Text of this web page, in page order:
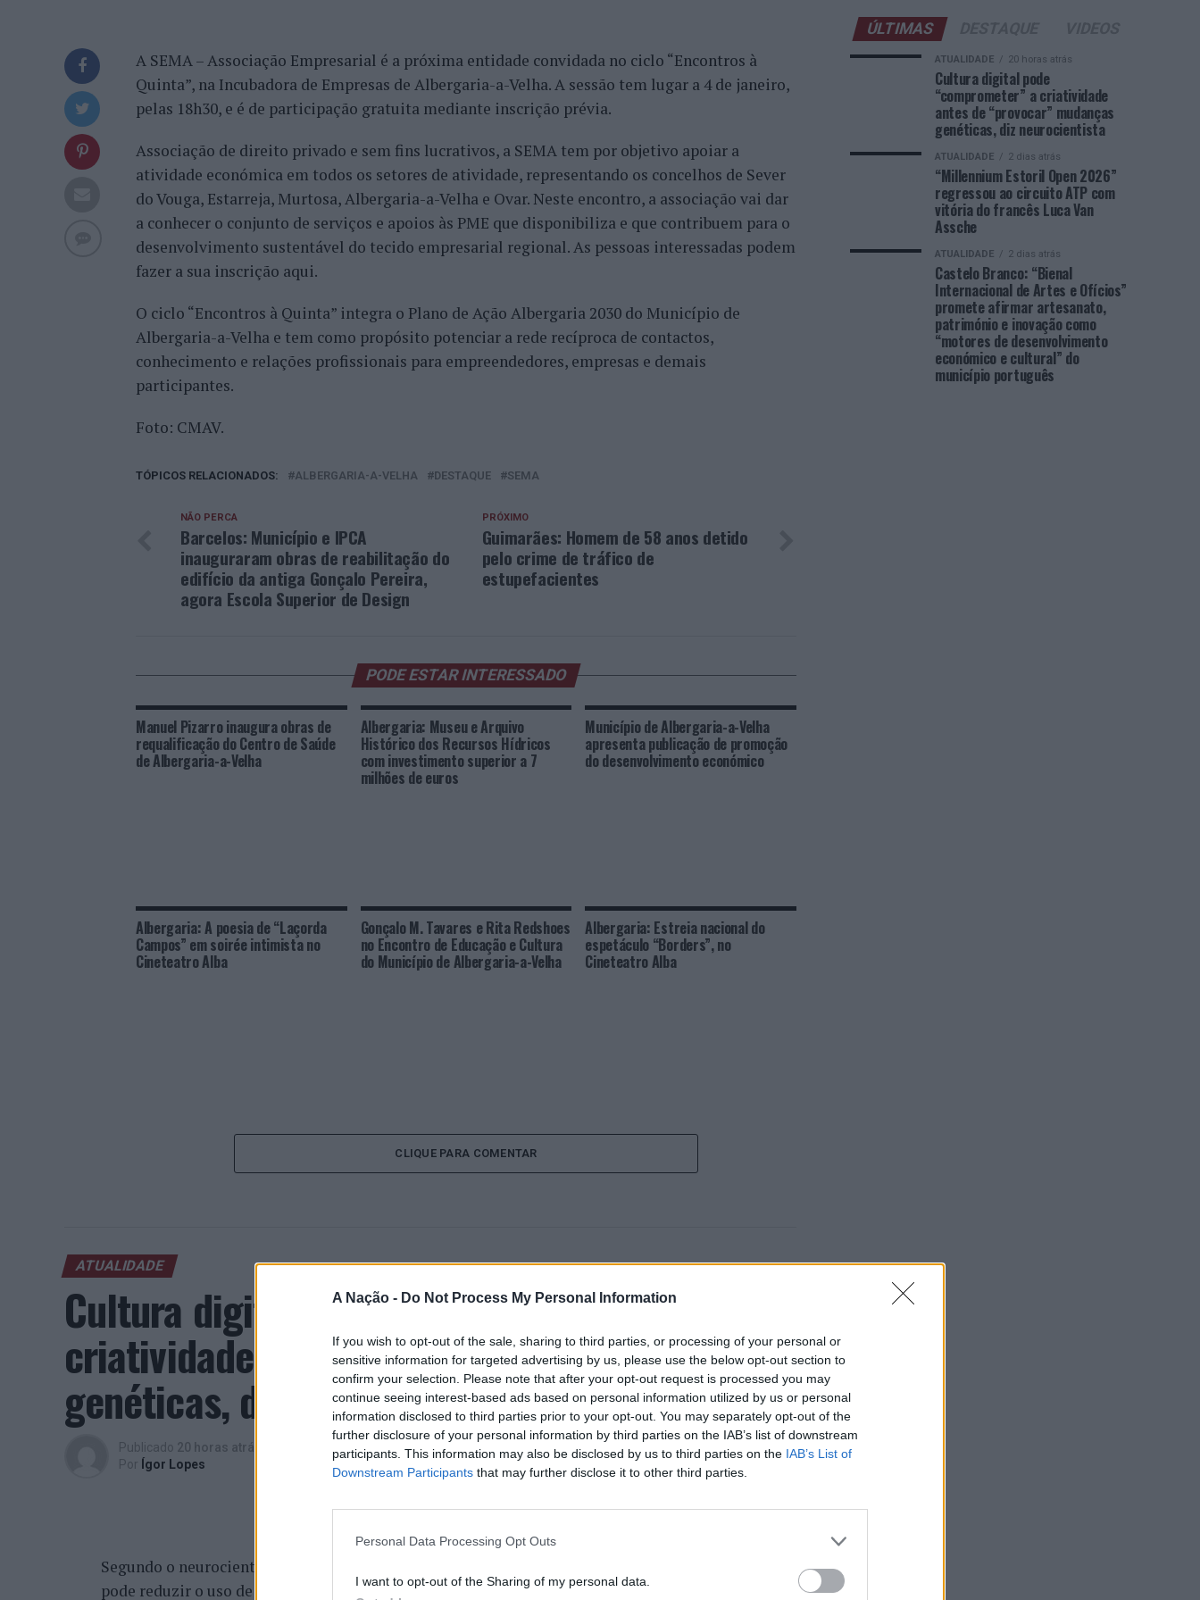
A Nação - Do Not Process My Personal Information
If you wish to opt-out of the sale, sharing to third parties, or processing of your personal or
sensitive information for targeted advertising by us, please use the below opt-out section to
confirm your selection. Please note that after your opt-out request is processed you may
continue seeing interest-based ads based on personal information utilized by us or personal
information disclosed to third parties prior to your opt-out. You may separately opt-out of the
further disclosure of your personal information by third parties on the IAB’s list of downstream
participants. This information may also be disclosed by us to third parties on the IAB’s List of
Downstream Participants that may further disclose it to other third parties.
Personal Data Processing Opt Outs
I want to opt-out of the Sharing of my personal data.
A SEMA – Associação Empresarial é a próxima entidade convidada no ciclo “Encontros à
Quinta”, na Incubadora de Empresas de Albergaria-a-Velha. A sessão tem lugar a 4 de janeiro,
pelas 18h30, e é de participação gratuita mediante inscrição prévia.
Associação de direito privado e sem fins lucrativos, a SEMA tem por objetivo apoiar a
atividade económica em todos os setores de atividade, representando os concelhos de Sever
do Vouga, Estarreja, Murtosa, Albergaria-a-Velha e Ovar. Neste encontro, a associação vai dar
a conhecer o conjunto de serviços e apoios às PME que disponibiliza e que contribuem para o
desenvolvimento sustentável do tecido empresarial regional. As pessoas interessadas podem
fazer a sua inscrição aqui.
O ciclo “Encontros à Quinta” integra o Plano de Ação Albergaria 2030 do Município de
Albergaria-a-Velha e tem como propósito potenciar a rede recíproca de contactos,
conhecimento e relações profissionais para empreendedores, empresas e demais
participantes.
Foto: CMAV.
TÓPICOS RELACIONADOS: ALBERGARIA-A-VELHA DESTAQUE SEMA
PRÓXIMO
Guimarães: Homem de 58 anos detido
pelo crime de tráfico de
estupefacientes
NÃO PERCA
Barcelos: Município e IPCA
inauguraram obras de reabilitação do
edifício da antiga Gonçalo Pereira,
agora Escola Superior de Design
PODE ESTAR INTERESSADO
Manuel Pizarro inaugura obras de
requalificação do Centro de Saúde
de Albergaria-a-Velha
Albergaria: Museu e Arquivo
Histórico dos Recursos Hídricos
com investimento superior a 7
milhões de euros
Município de Albergaria-a-Velha
apresenta publicação de promoção
do desenvolvimento económico
Albergaria: A poesia de “Laçorda
Campos” em soirée intimista no
Cineteatro Alba
Gonçalo M. Tavares e Rita Redshoes
no Encontro de Educação e Cultura
do Município de Albergaria-a-Velha
Albergaria: Estreia nacional do
espetáculo “Borders”, no
Cineteatro Alba
CLIQUE PARA COMENTAR
ATUALIDADE
Cultura digital pode “comprometer” a
criatividade antes de “provocar” mudanças
genéticas, diz neurocientista
Publicado 20 horas atrás
Por Ígor Lopes
Segundo o neurocientista português Fabiano de Abreu Agrela Rodrigues, a cultura digital
pode reduzir o uso de capacidades cognitivas que favoreceram a evolução humana, como a
ÚLTIMAS
ATUALIDADE 20 horas atrás
Cultura digital pode
“comprometer” a criatividade
antes de “provocar” mudanças
genéticas, diz neurocientista
ATUALIDADE 2 dias atrás
“Millennium Estoril Open 2026”
regressou ao circuito ATP com
vitória do francês Luca Van
Assche
ATUALIDADE 2 dias atrás
Castelo Branco: “Bienal
Internacional de Artes e Ofícios”
promete afirmar artesanato,
património e inovação como
“motores de desenvolvimento
económico e cultural” do
município português